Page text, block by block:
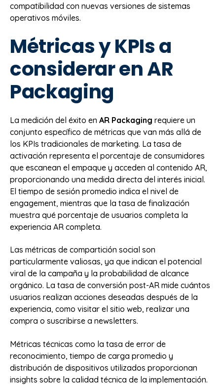
compatibilidad con nuevas versiones de sistemas
operativos móviles.
Métricas y KPIs a
considerar en AR
Packaging
La medición del éxito en AR Packaging requiere un
conjunto específico de métricas que van más allá de
los KPIs tradicionales de marketing. La tasa de
activación representa el porcentaje de consumidores
que escanean el empaque y acceden al contenido AR,
proporcionando una medida directa del interés inicial.
El tiempo de sesión promedio indica el nivel de
engagement, mientras que la tasa de finalización
muestra qué porcentaje de usuarios completa la
experiencia AR completa.
Las métricas de compartición social son
particularmente valiosas, ya que indican el potencial
viral de la campaña y la probabilidad de alcance
orgánico. La tasa de conversión post-AR mide cuántos
usuarios realizan acciones deseadas después de la
experiencia, como visitar el sitio web, realizar una
compra o suscribirse a newsletters.
Métricas técnicas como la tasa de error de
reconocimiento, tiempo de carga promedio y
distribución de dispositivos utilizados proporcionan
insights sobre la calidad técnica de la implementación.